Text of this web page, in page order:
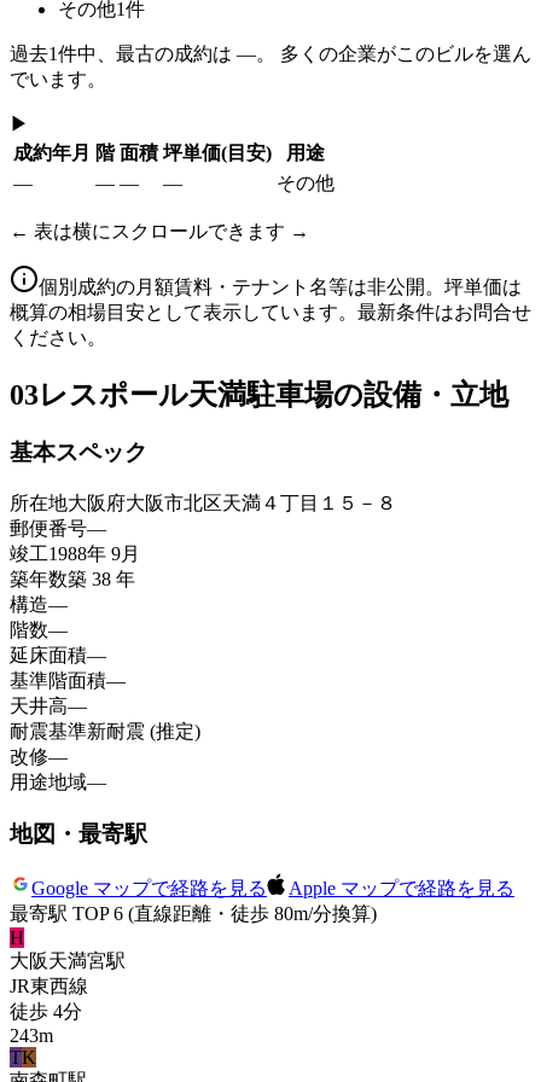
その他1件
過去1件中、最古の成約は —。 多くの企業がこのビルを選ん
でいます。
▶
成約年月 階 面積 坪単価(目安)
用途
—
— — — その他
← 表は横にスクロールできます →
個別成約の月額賃料・テナント名等は非公開。坪単価は
概算の相場目安として表示しています。最新条件はお問合せ
ください。
03レスポール天満駐車場の設備・立地
基本スペック
所在地大阪府大阪市北区天満４丁目１５－８
郵便番号—
竣工1988年 9月
築年数築 38 年
構造—
階数—
延床面積—
基準階面積—
天井高—
耐震基準新耐震 (推定)
改修—
用途地域—
地図・最寄駅
Google マップで経路を見る
Apple マップで経路を見る
最寄駅 TOP 6 (直線距離・徒歩 80m/分換算)
H
大阪天満宮駅
JR東西線
徒歩 4分
243m
TK